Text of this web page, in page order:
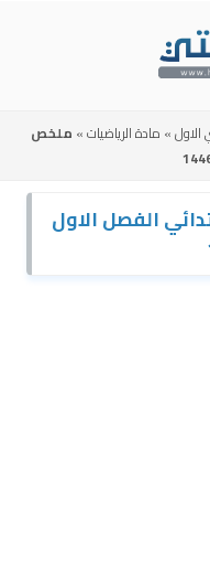
الاول» مادة الرياضيات» ملخص
الفصل الاول